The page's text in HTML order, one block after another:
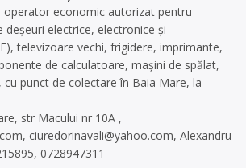
operator economic autorizat pentru
deșeuri electrice, electronice și
televizoare vechi, frigidere, imprimante,
de calculatoare, mașini de spălat,
punct de colectare în Baia Mare, la
str Macului nr 10A ,
, ciuredorinavali@yahoo.com, Alexandru
0728947311